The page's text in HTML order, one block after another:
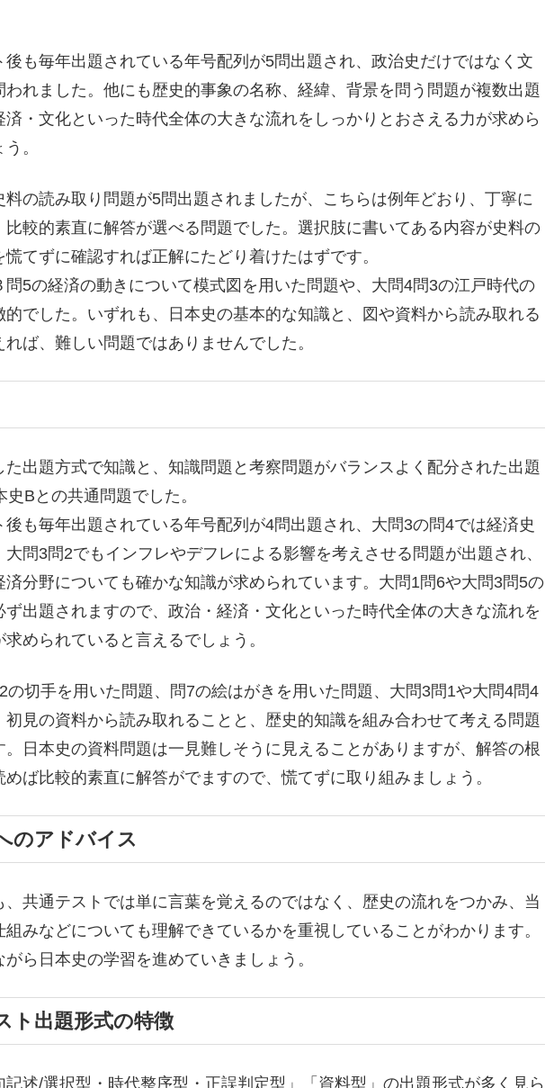
も毎年出題されている年号配列が5問出題され、政治史だけではなく文
れました。他にも歴史的事象の名称、経緯、背景を問う問題が複数出題
・文化といった時代全体の大きな流れをしっかりとおさえる力が求めら
。
料の読み取り問題が5問出題されましたが、こちらは例年どおり、丁寧に
比較的素直に解答が選べる問題でした。選択肢に書いてある内容が史料の
てずに確認すれば正解にたどり着けたはずです。
5の経済の動きについて模式図を用いた問題や、大問4問3の江戸時代の
でした。いずれも、日本史の基本的な知識と、図や資料から読み取れる
ば、難しい問題ではありませんでした。
出題方式で知識と、知識問題と考察問題がバランスよく配分された出題
Bとの共通問題でした。
も毎年出題されている年号配列が4問出題され、大問3の問4では経済史
問3問2でもインフレやデフレによる影響を考えさせる問題が出題され、
分野についても確かな知識が求められています。大問1問6や大問3問5の
ず出題されますので、政治・経済・文化といった時代全体の大きな流れを
められていると言えるでしょう。
の切手を用いた問題、問7の絵はがきを用いた問題、大問3問1や大問4問4
見の資料から読み取れることと、歴史的知識を組み合わせて考える問題
日本史の資料問題は一見難しそうに見えることがありますが、解答の根
ば比較的素直に解答がでますので、慌てずに取り組みましょう。
のアドバイス
共通テストでは単に言葉を覚えるのではなく、 歴史の流れをつかみ、当
みなどについても理解できているかを重視していることがわかります。
ら日本史の学習を進めていきましょう。
ト出題形式の特徴
述/選択型・時代整序型・正誤判定型」「資料型」の出題形式が多く見ら